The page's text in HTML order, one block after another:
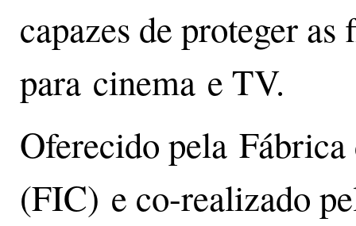
capazes de proteger as
para cinema e TV.
Oferecido pela
(FIC) e co-realizado